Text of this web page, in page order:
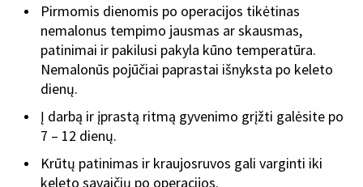
Pirmomis dienomis po operacijos tikėtinas
nemalonus tempimo jausmas ar skausmas,
patinimai ir pakilusi pakyla kūno temperatūra.
Nemalonūs pojūčiai paprastai išnyksta po keleto
dienų.
Į darbą ir įprastą ritmą gyvenimo grįžti galėsite po
7 – 12 dienų.
Krūtų patinimas ir kraujosruvos gali varginti iki
keleto savaičių po operacijos.